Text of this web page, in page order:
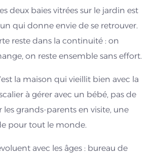
deux baies vitrées sur le jardin est
qui donne envie de se retrouver.
reste dans la continuité : on
on reste ensemble sans effort.
la maison qui vieillit bien avec la
à gérer avec un bébé, pas de
grands-parents en visite, une
pour tout le monde.
avec les âges : bureau de